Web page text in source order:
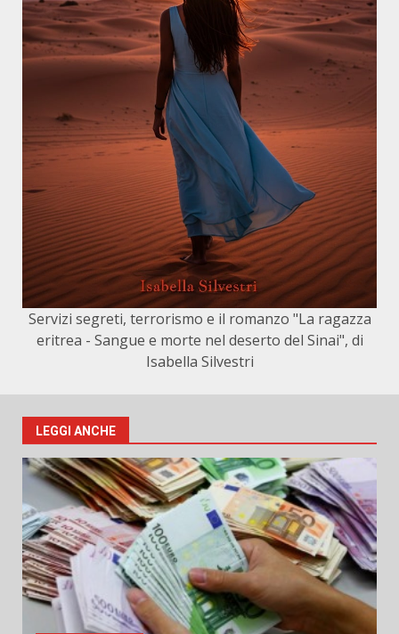
Servizi segreti, terrorismo e il romanzo "La ragazza
eritrea - Sangue e morte nel deserto del Sinai", di
Isabella Silvestri
LEGGI ANCHE